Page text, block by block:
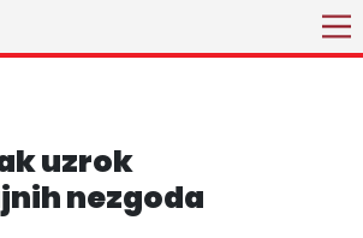
uzrok
nezgoda